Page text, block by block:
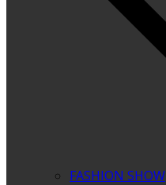
FASHION SHOW